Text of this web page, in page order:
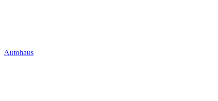
Autohaus